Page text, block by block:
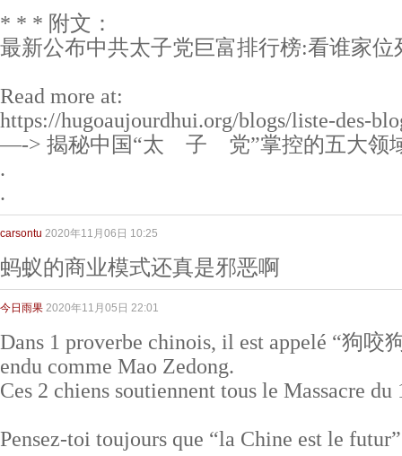
* * * 附文：
最新公布中共太子党巨富排行榜:看谁家位
Read more at:
https://hugoaujourdhui.org/blogs/liste-des-
—-> 揭秘中国“太 子 党”掌控的五大领
.
.
carsontu 2020年11月06日 10:25
蚂蚁的商业模式还真是邪恶啊
今日雨果 2020年11月05日 22:01
Dans 1 proverbe chinois, il est appelé “狗咬
endu comme Mao Zedong.
Ces 2 chiens soutiennent tous le Massacre
Pensez-toi toujours que “la Chine est le